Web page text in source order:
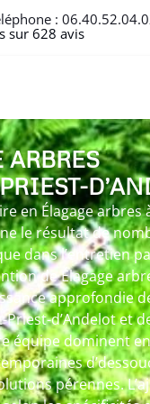
:
sur 628 avis
ARBRES
en Élagage arbres
le résultat de
dans l’entretien
de Élagage
approfondie
Priest-d’Andelot et
équipe dominent
pérennes.